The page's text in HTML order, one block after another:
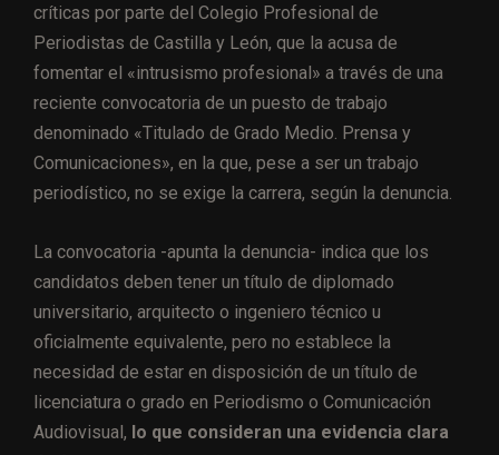
críticas por parte del Colegio Profesional de
Periodistas de Castilla y León, que la acusa de
fomentar el «intrusismo profesional» a través de una
reciente convocatoria de un puesto de trabajo
denominado «Titulado de Grado Medio. Prensa y
Comunicaciones», en la que, pese a ser un trabajo
periodístico, no se exige la carrera, según la denuncia.
La convocatoria -apunta la denuncia- indica que los
candidatos deben tener un título de diplomado
universitario, arquitecto o ingeniero técnico u
oficialmente equivalente, pero no establece la
necesidad de estar en disposición de un título de
licenciatura o grado en Periodismo o Comunicación
Audiovisual, lo que consideran una evidencia clara